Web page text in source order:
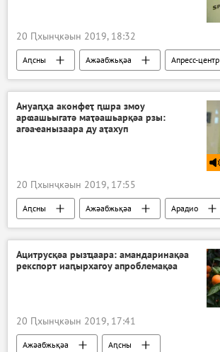
20 Ԥхынҷкәын 2019, 18:32
Аԥсны Ажәабжьқәа
Апресс-центр
Апресс-релизқәа
Ануаԥҳа аконфеҭ ԥшра змоу
арҩашьыгатә маҭәашьарқәа рзы:
агәаҽанызаара ду аҭахуп
20 Ԥхынҷкәын 2019, 17:55
Аԥсны Ажәабжьқәа Арадио
Ацитрусқәа рызҵаара: амандаринақәа
рекспорт иаԥырхагоу апроблемақәа
20 Ԥхынҷкәын 2019, 17:41
Ажәабжьқәа Аԥсны